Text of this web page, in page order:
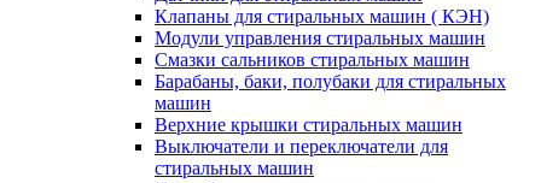
Клапаны для стиральных машин ( КЭН)
Модули управления стиральных машин
Смазки сальников стиральных машин
Барабаны, баки, полубаки для стиральных
машин
Верхние крышки стиральных машин
Выключатели и переключатели для
стиральных машин